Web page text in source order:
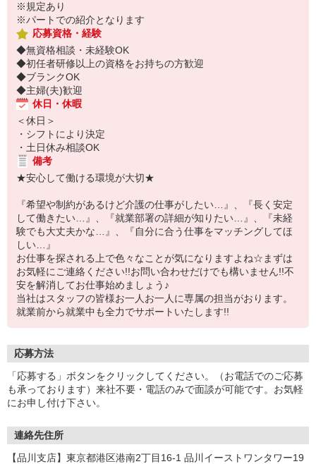
※規定あり
※パートでの紹介となります
応募資格・経験
◆無資格相談・未経験OK
◆初任者研修以上の資格をお持ちの方歓迎
◆ブランクOK
◆主婦(夫)歓迎
休日・休暇
＜休日＞
・シフトにより決定
・土日休み相談OK
備考
★安心して働ける環境が大切★
『希望や制約があるけど介護の仕事がしたい…』、『長く安定
して働きたい…』、『就業部署の詳細が知りたい…』、『未経
験でも大丈夫かな…』、『自分に合う仕事をマッチングしてほ
しい…』
お仕事を探される上で色々なことが気になりますよね☆まずは
お気軽にご連絡ください!!お問い合わせだけでも構いません!!不
安を解消してお仕事始めましょう♪
当社はスタッフの皆様お一人お一人に専属の担当がおります。
就業前から就業中も全力でサポートいたします!!
応募方法
「応募する」ボタンをクリックしてください。（お電話でのご応募
も承っております）来社不要・電話のみで面談が可能です。お気軽
にお申し付け下さい。
連絡先住所
【品川支店】東京都港区港南2丁目16-1 品川イーストワンタワー19